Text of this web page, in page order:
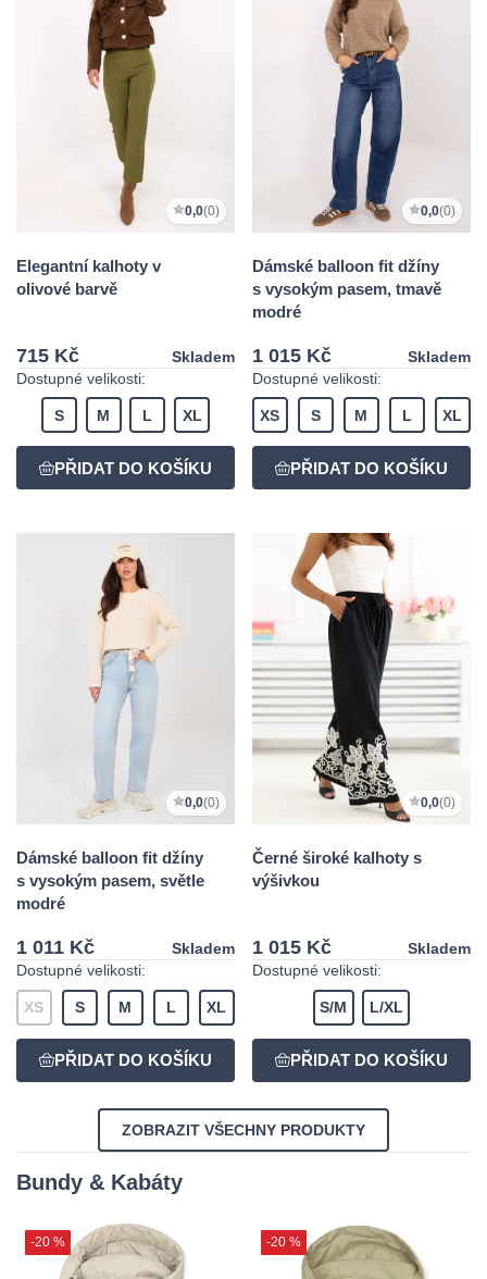
0,0(0)
Elegantní kalhoty v
olivové barvě
715 Kč
Skladem
Dostupné velikosti:
S M L XL
0,0(0)
Dámské balloon fit džíny
s vysokým pasem, tmavě
modré
1 015 Kč
Skladem
Dostupné velikosti:
XS S M L XL
0,0(0)
Dámské balloon fit džíny
s vysokým pasem, světle
modré
1 011 Kč
Skladem
Dostupné velikosti:
XS S M L XL
0,0(0)
Černé široké kalhoty s
výšivkou
1 015 Kč
Skladem
Dostupné velikosti:
S/M L/XL
ZOBRAZIT VŠECHNY PRODUKTY
Bundy & Kabáty
-20 % -20 %